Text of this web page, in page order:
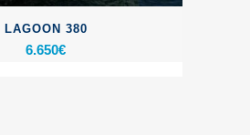
LAGOON 380
6.650€